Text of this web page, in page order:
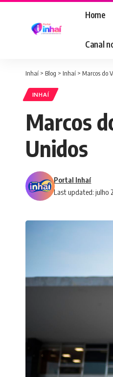
Home
Canal
Inhaí > Blog > Inhaí > Marcos do
INHAÍ
Marcos
Unidos
Last updated: julho
Portal Inhaí